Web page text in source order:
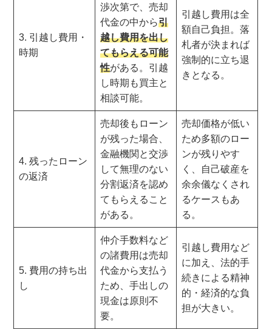
3. 引越し費用・
時期
渉次第で、売却
代金の中から引
越し費用を出し
てもらえる可能
性がある。引越
し時期も買主と
相談可能。
引越し費用は全
額自己負担。落
札者が決まれば
強制的に立ち退
きとなる。
4. 残ったローン
の返済
売却後もローン
が残った場合、
金融機関と交渉
して無理のない
分割返済を認め
てもらえること
がある。
売却価格が低い
ため多額のロー
ンが残りやす
く、自己破産を
余余儀なくされ
るケースもあ
る。
5. 費用の持ち出
し
仲介手数料など
の諸費用は売却
代金から支払う
ため、手出しの
現金は原則不
要。
引越し費用など
に加え、法的手
続きによる精神
的・経済的な負
担が大きい。